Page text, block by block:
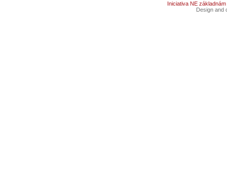
Iniciativa NE základnám
Design and